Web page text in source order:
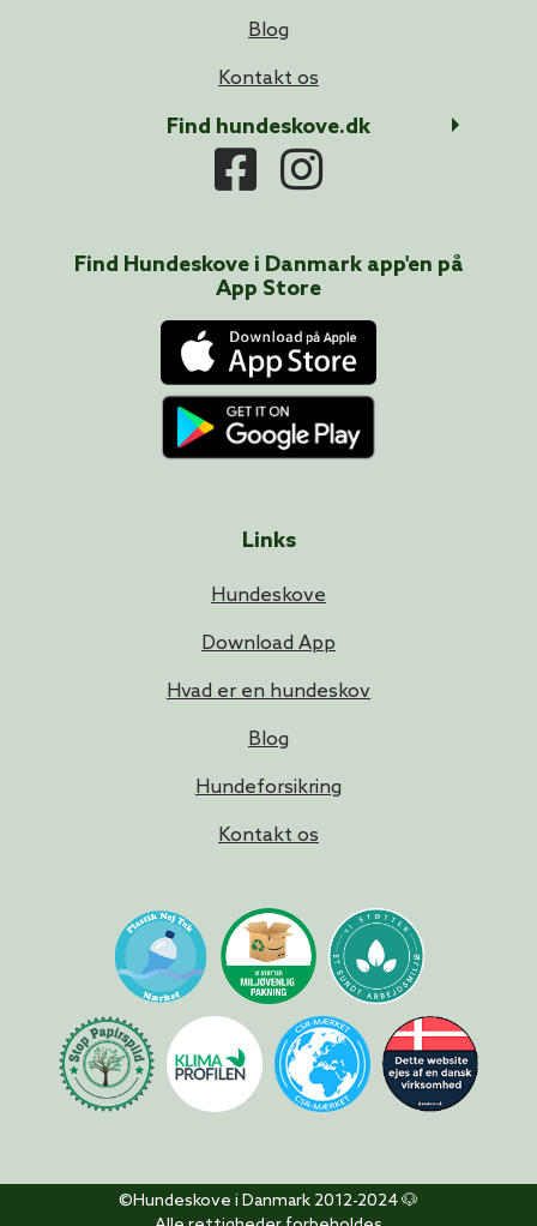
Links
Hundeskove
Download App
Hvad er en hundeskov
Blog
Hundeforsikring
Kontakt os
Blog
Kontakt os
Find hundeskove.dk
Find Hundeskove i Danmark app'en på
App Store
©Hundeskove i Danmark 2012-2024 🐶